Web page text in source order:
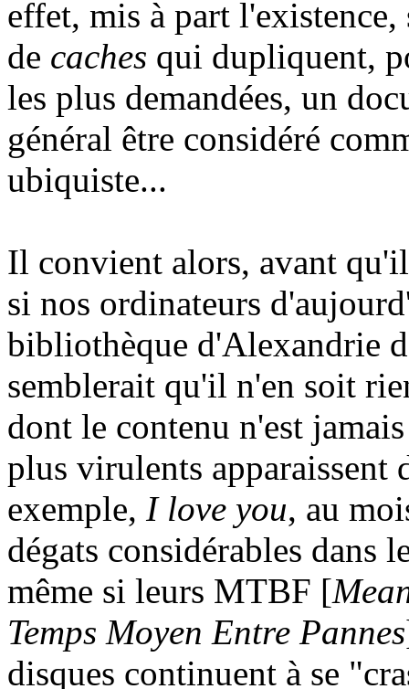
effet, mis à part
de caches qui dupliquent,
les plus demandées, un
général être considéré
ubiquiste...
Il convient alors, avant
si nos ordinateurs
bibliothèque d'Alexandrie
semblerait qu'il n'en soit
dont le contenu n'est
plus virulents apparaissent
exemple, I love you, au
dégats considérables dans
même si leurs MTBF [
Temps Moyen Entre Pannes
disques continuent à se